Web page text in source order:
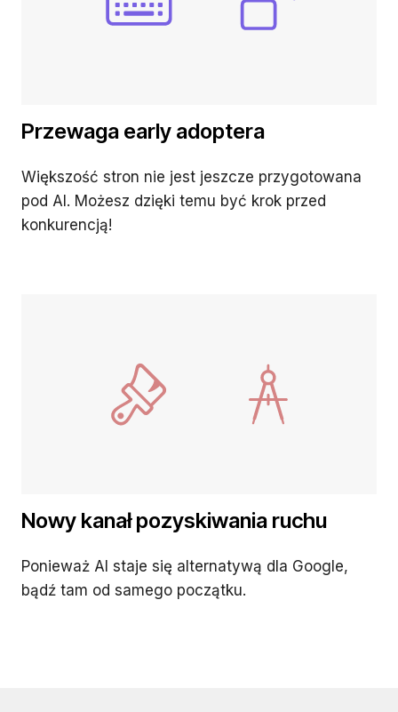
Przewaga early adoptera
Większość stron nie jest jeszcze przygotowana
pod AI. Możesz dzięki temu być krok przed
konkurencją!
Nowy kanał pozyskiwania ruchu
Ponieważ AI staje się alternatywą dla Google,
bądź tam od samego początku.